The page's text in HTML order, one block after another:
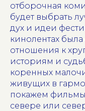
отборочная
будет выбрать
дух и идеи
кинолентах
отношения к
историям и
коренных
живущих в
покажем фильмы
севере или